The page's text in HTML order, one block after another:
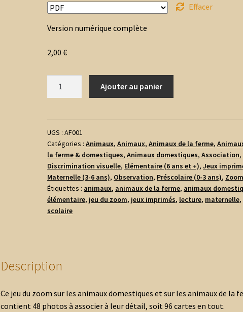
Effacer
Version numérique complète
2,00€
Zoom
-
Animaux
de
la
ferme
et
Ajouter au panier
UGS :AF001
Catégories :Animaux,Animaux,Animaux de la ferme,
la ferme & domestiques,Animaux domestiques,Association,
Discrimination visuelle, Elémentaire (6 ans et +),Jeux
Maternelle (3-6 ans), Observation, Préscolaire (0-3 ans), Zoom
Étiquettes : animaux, animaux de la ferme, animaux
élémentaire, jeu du zoom, jeux imprimés, lecture, maternelle,
scolaire
Description
Ce jeu du zoom sur les animaux domestiques et sur les animaux de la
contient 48 photos à associer à leur détail, soit 96 cartes en tout.